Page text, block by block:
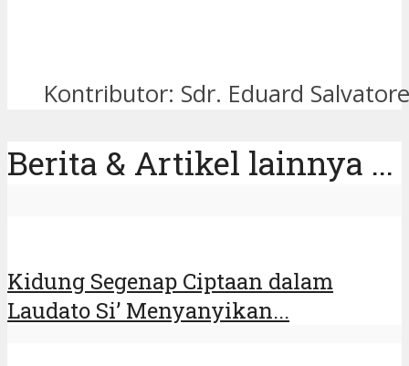
Kontributor: Sdr. Eduard
Berita & Artikel lainnya ...
Kidung Segenap Ciptaan dalam
Laudato Si’ Menyanyikan...